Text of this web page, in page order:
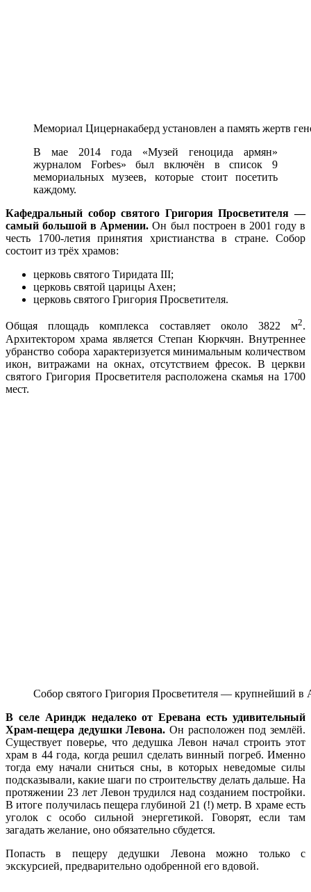
Мемориал Цицернакаберд установлен а память жертв
В мае 2014 года «Музей геноцида армян»
журналом Forbes» был включён в список 9
мемориальных музеев, которые стоит посетить
каждому.
Кафедральный собор святого Григория Просветителя —
самый большой в Армении. Он был построен в 2001 году в
честь 1700-летия принятия христианства в стране. Собор
состоит из трёх храмов:
церковь святого Тиридата III;
церковь святой царицы Ахен;
церковь святого Григория Просветителя.
Общая площадь комплекса составляет около 3822 м2.
Архитектором храма является Степан Кюркчян. Внутреннее
убранство собора характеризуется минимальным количеством
икон, витражами на окнах, отсутствием фресок. В церкви
святого Григория Просветителя расположена скамья на 1700
мест.
Собор святого Григория Просветителя — крупнейший в
В селе Ариндж недалеко от Еревана есть удивительный
Храм-пещера дедушки Левона. Он расположен под землёй.
Существует поверье, что дедушка Левон начал строить этот
храм в 44 года, когда решил сделать винный погреб. Именно
тогда ему начали сниться сны, в которых неведомые силы
подсказывали, какие шаги по строительству делать дальше. На
протяжении 23 лет Левон трудился над созданием постройки.
В итоге получилась пещера глубиной 21 (!) метр. В храме есть
уголок с особо сильной энергетикой. Говорят, если там
загадать желание, оно обязательно сбудется.
Попасть в пещеру дедушки Левона можно только с
экскурсией, предварительно одобренной его вдовой.